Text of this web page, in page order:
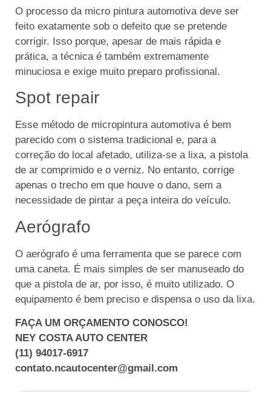
O processo da micro pintura automotiva deve ser
feito exatamente sob o defeito que se pretende
corrigir. Isso porque, apesar de mais rápida e
prática, a técnica é também extremamente
minuciosa e exige muito preparo profissional.
Spot repair
Esse método de micropintura automotiva é bem
parecido com o sistema tradicional e, para a
correção do local afetado, utiliza-se a lixa, a pistola
de ar comprimido e o verniz. No entanto, corrige
apenas o trecho em que houve o dano, sem a
necessidade de pintar a peça inteira do veículo.
Aerógrafo
O aerógrafo é uma ferramenta que se parece com
uma caneta. É mais simples de ser manuseado do
que a pistola de ar, por isso, é muito utilizado. O
equipamento é bem preciso e dispensa o uso da lixa.
FAÇA UM ORÇAMENTO CONOSCO!
NEY COSTA AUTO CENTER
(11) 94017-6917
contato.ncautocenter@gmail.com